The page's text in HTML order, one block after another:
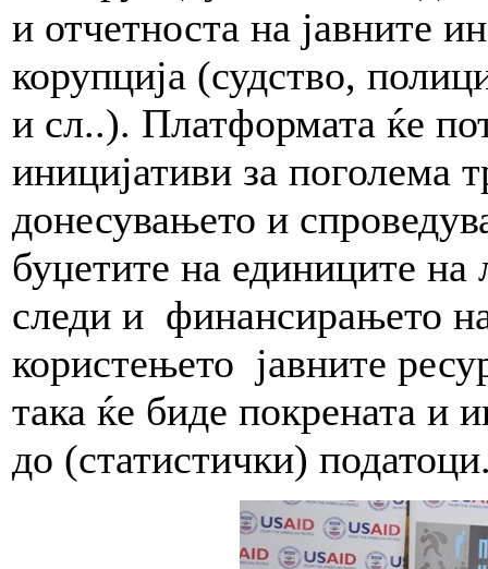
и отчетноста на јавните
корупција (судство,
и сл..). Платформата ќе
иницијативи за поголема
донесувањето и
буџетите на единиците на
следи и финансирањето
користењето јавните
така ќе биде покрената и
до (статистички)